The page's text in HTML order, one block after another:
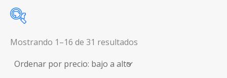
Mostrando 1–16 de 31 resultados